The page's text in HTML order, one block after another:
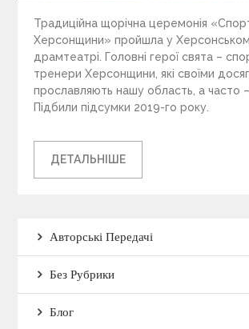
Традиційна щорічна церемонія
Херсонщини» пройшла у
драмтеатрі. Головні герої свята –
тренери Херсонщини, які своїми
прославляють нашу область, а часто
Підбили підсумки 2019-го року.
ДЕТАЛЬНІШЕ
Авторські Передачі
Без Рубрики
Блог